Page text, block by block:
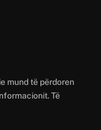
mund të përdoren
Të